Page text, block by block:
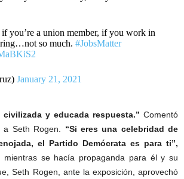
you’re a union member, if you work in
so much. #JobsMatter
January 21, 2021
civilizada y educada respuesta.” Comentó
a Seth Rogen. “Si eres una celebridad de
el Partido Demócrata es para ti”,
mientras se hacía propaganda para él y su
Seth Rogen, ante la exposición, aprovechó